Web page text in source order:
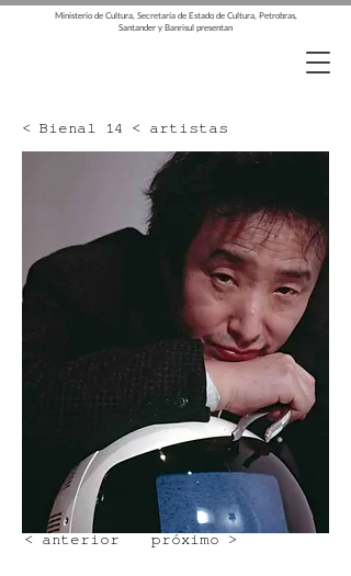
Ministerio de Cultura, Secretaría de Estado de Cultura, Petrobras,
Santander y Banrisul presentan
< Bienal 14 < artistas
próximo >
< anterior